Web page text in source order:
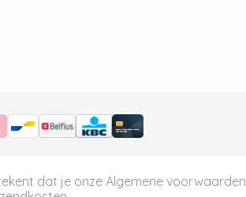
dat je onze Algemene voorwaarden